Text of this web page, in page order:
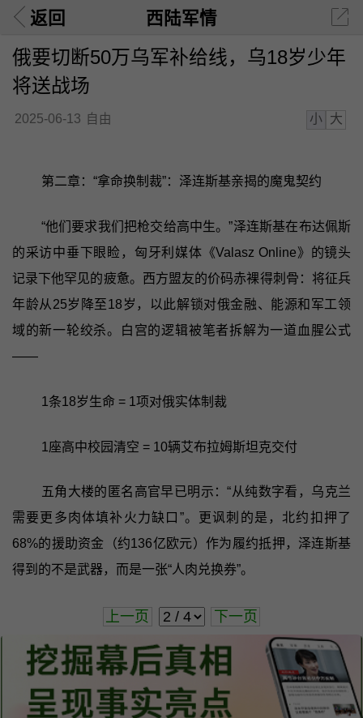
返回 西陆军情
俄要切断50万乌军补给线，乌18岁少年
将送战场
2025-06-13 自由 小 大
第二章：“拿命换制裁”：泽连斯基亲揭的魔鬼契约
“他们要求我们把枪交给高中生。”泽连斯基在布达佩斯
的采访中垂下眼睑，匈牙利媒体《Valasz Online》的镜头
记录下他罕见的疲惫。西方盟友的价码赤裸得刺骨：将征兵
年龄从25岁降至18岁，以此解锁对俄金融、能源和军工领
域的新一轮绞杀。白宫的逻辑被笔者拆解为一道血腥公式
——
1条18岁生命 = 1项对俄实体制裁
1座高中校园清空 = 10辆艾布拉姆斯坦克交付
五角大楼的匿名高官早已明示：“从纯数字看，乌克兰
需要更多肉体填补火力缺口”。更讽刺的是，北约扣押了
68%的援助资金（约136亿欧元）作为履约抵押，泽连斯基
得到的不是武器，而是一张“人肉兑换券”。
上一页 下一页